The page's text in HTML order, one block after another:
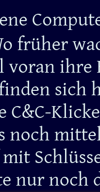
früher
voran ihre
sich
C&C-
noch
nur noch